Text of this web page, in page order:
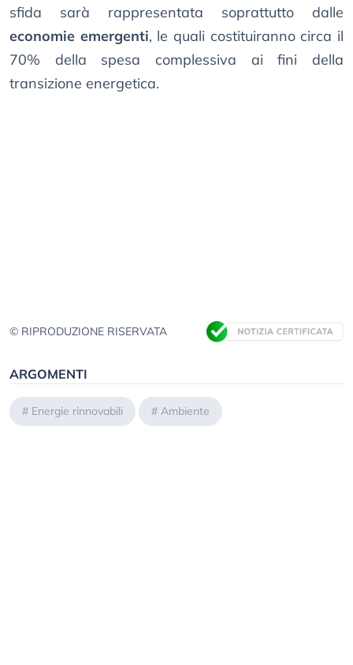
sfida sarà rappresentata soprattutto dalle
economie emergenti, le quali costituiranno circa il
70% della spesa complessiva ai fini della
transizione energetica.
© RIPRODUZIONE RISERVATA
ARGOMENTI
# Energie rinnovabili # Ambiente